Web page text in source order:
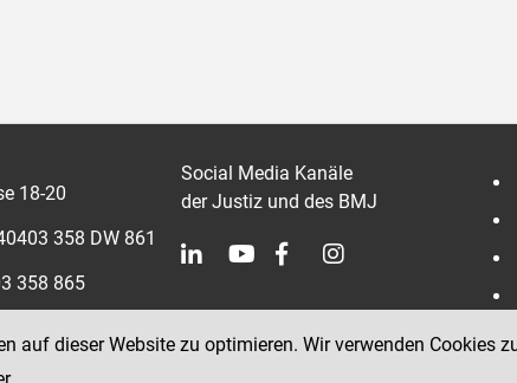
18-20
358 DW 861
358 865
Social Media Kanäle
der Justiz und des BMJ
auf dieser Website zu optimieren. Wir verwenden Cookies